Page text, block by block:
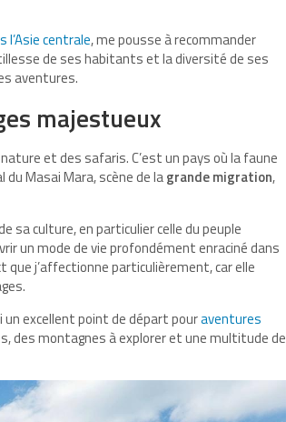
centrale, me pousse à recommander
de ses habitants et la diversité de ses
aventures.
majestueux
et des safaris. C’est un pays où la faune
Masai Mara, scène de lagrande migration,
sa culture, en particulier celle du peuple
un mode de vie profondément enraciné dans
j’affectionne particulièrement, car elle
un excellent point de départ pouraventures
des montagnes à explorer et une multitude de